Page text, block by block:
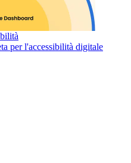
per l'accessibilità digitale